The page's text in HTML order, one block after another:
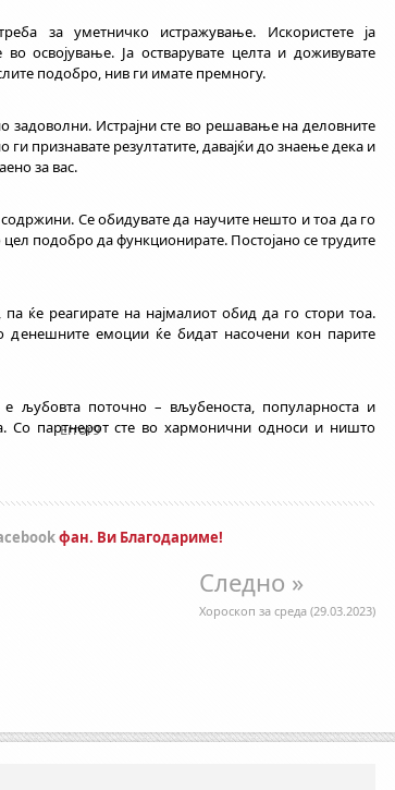
за уметничко истражување. Искористете ја
освојување. Ја остварувате целта и доживувате
подобро, нив ги имате премногу.
задоволни. Истрајни сте во решавање на деловните
ги признавате резултатите, давајќи до знаење дека и
за вас.
Се обидувате да научите нешто и тоа да го
подобро да функционирате. Постојано се трудите
ќе реагирате на најмалиот обид да го стори тоа.
денешните емоции ќе бидат насочени кон парите
љубовта поточно – вљубеноста, популарноста и
Со партнерот сте во хармонични односи и ништо
фан. Ви Благодариме!
Следно »
Хороскоп за среда (29.03.2023)
Error9